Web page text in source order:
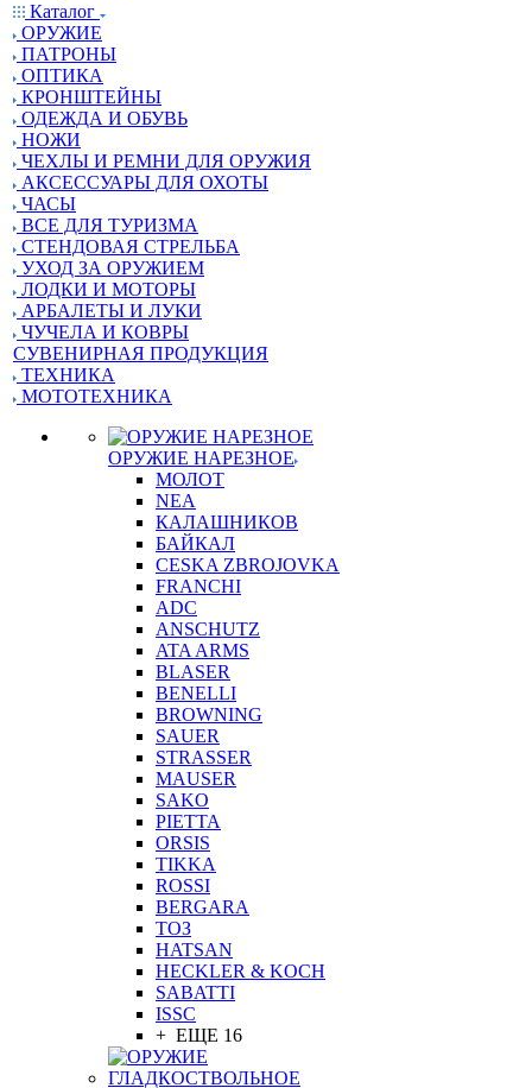
Каталог
ОРУЖИЕ
ПАТРОНЫ
ОПТИКА
КРОНШТЕЙНЫ
ОДЕЖДА И ОБУВЬ
НОЖИ
ЧЕХЛЫ И РЕМНИ ДЛЯ ОРУЖИЯ
АКСЕССУАРЫ ДЛЯ ОХОТЫ
ЧАСЫ
ВСЕ ДЛЯ ТУРИЗМА
СТЕНДОВАЯ СТРЕЛЬБА
УХОД ЗА ОРУЖИЕМ
ЛОДКИ И МОТОРЫ
АРБАЛЕТЫ И ЛУКИ
ЧУЧЕЛА И КОВРЫ
СУВЕНИРНАЯ ПРОДУКЦИЯ
ТЕХНИКА
МОТОТЕХНИКА
ОРУЖИЕ НАРЕЗНОЕ
МОЛОТ
NEA
КАЛАШНИКОВ
БАЙКАЛ
CESKA ZBROJOVKA
FRANCHI
ADC
ANSCHUTZ
ATA ARMS
BLASER
BENELLI
BROWNING
SAUER
STRASSER
MAUSER
SAKO
PIETTA
ORSIS
TIKKA
ROSSI
BERGARA
ТОЗ
HATSAN
HECKLER & KOCH
SABATTI
ISSC
+ ЕЩЕ 16